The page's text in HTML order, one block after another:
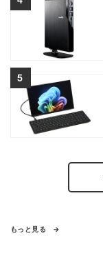
もっと見る